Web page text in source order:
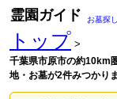
霊園ガイド お墓探
トップ >
千葉県市原市の約10km
地・お墓が2件みつかり